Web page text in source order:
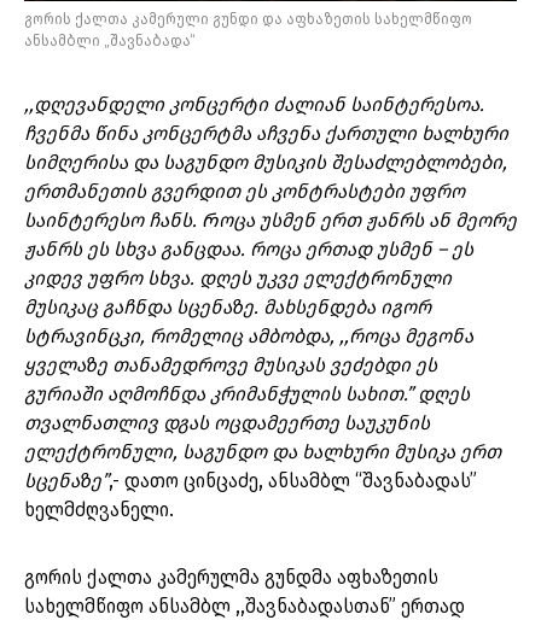
გორის ქალთა კამერული გუნდი და აფხაზეთის სახელმწიფო
ანსამბლი „შავნაბადა“
,,დღევანდელი კონცერტი ძალიან საინტერესოა.
ჩვენმა წინა კონცერტმა აჩვენა ქართული ხალხური
სიმღერისა და საგუნდო მუსიკის შესაძლებლობები,
ერთმანეთის გვერდით ეს კონტრასტები უფრო
საინტერესო ჩანს. Როცა უსმენ ერთ ჟანრს ან მეორე
ჟანრს ეს სხვა განცდაა. როცა ერთად უსმენ – ეს
კიდევ უფრო სხვა. დღეს უკვე ელექტრონული
მუსიკაც გაჩნდა სცენაზე. მახსენდება იგორ
სტრავინცკი, რომელიც ამბობდა, ,,როცა მეგონა
ყველაზე თანამედროვე მუსიკას ვეძებდი ეს
გურიაში აღმოჩნდა კრიმანჭულის სახით.” დღეს
თვალნათლივ დგას ოცდამეერთე საუკუნის
ელექტრონული, საგუნდო და ხალხური მუსიკა ერთ
სცენაზე”,- დათო ცინცაძე, ანსამბლ “შავნაბადას”
ხელმძღვანელი.
გორის ქალთა კამერულმა გუნდმა აფხაზეთის
სახელმწიფო ანსამბლ ,,შავნაბადასთან” ერთად